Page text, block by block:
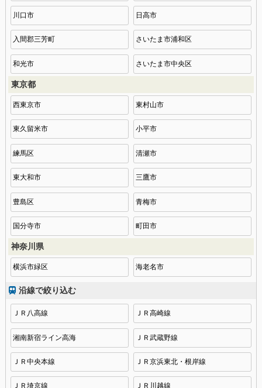
川口市 日高市
入間郡三芳町 さいたま市浦和区
和光市 さいたま市中央区
東京都
西東京市 東村山市
東久留米市 小平市
練馬区 清瀬市
東大和市 三鷹市
豊島区 青梅市
国分寺市 町田市
神奈川県
横浜市緑区 海老名市
沿線で絞り込む
ＪＲ八高線 ＪＲ高崎線
湘南新宿ライン高海 ＪＲ武蔵野線
ＪＲ中央本線 ＪＲ京浜東北・根岸線
ＪＲ埼京線 ＪＲ川越線